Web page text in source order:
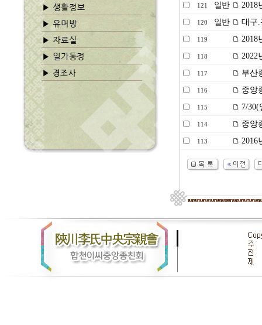
121 일반 2018
120 일반 대구.
119 2018
118 2022
117 부산
116 중앙
115 7/
114 중앙
113 2016